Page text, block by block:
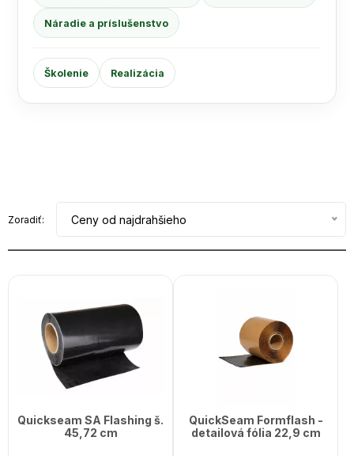
Náradie a príslušenstvo
Školenie Realizácia
Zoradiť: Ceny od najdrahšieho
Quickseam SA Flashing š.
45,72 cm
QuickSeam Formflash -
detailová fólia 22,9 cm